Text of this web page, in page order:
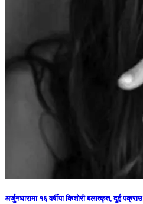
अर्जुनधारामा १६ वर्षीया किशोरी बलात्कृत, दुई पक्राउ